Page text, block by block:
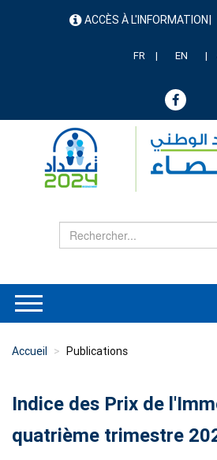
menu ACCÈS À L'INFORMATION
FR EN
Accueil Publications
Indice des Prix de
quatrième trimestre